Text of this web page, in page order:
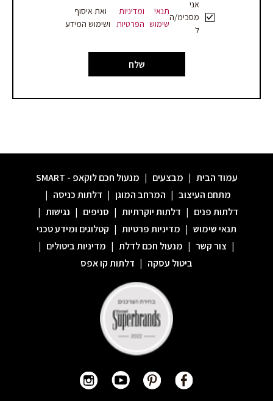
אני
מסכימ/ה
ל
תנאי
שימוש
ומדיניות
הפרטיות
ואת איסוף
ושימוש המידע
שלח
עמוד הבית | מבצעים | מנעול חכם לוקאפ - SMART
מתחם העיצוב | המרחב המוגן | דלתות כניסה |
דלתות פנים | דלתות יוקרתיות | סניפים | נגישות |
תנאי שימוש | מדיניות פרטיות | קטלוגים ומידע טכני
| צור קשר | מנעול חכם לדלת | מדיניות ביטולים |
ביטול עסקה | דלתות קו אפס